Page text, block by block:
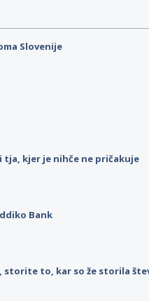
Slovenije
tja, kjer je nihče ne pričakuje
Bank
storite to, kar so že storila